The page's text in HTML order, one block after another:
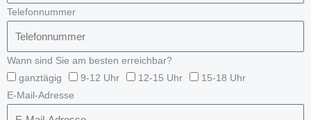
Telefonnummer
Wann sind Sie am besten erreichbar?
ganztägig
9-12 Uhr 12-15 Uhr
15-18 Uhr
E-Mail-Adresse